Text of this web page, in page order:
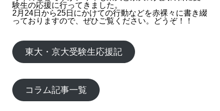
験生の応援に行ってきました。
2月24日から25日にかけての行動などを赤裸々に書き綴
っておりますので、ぜひご覧ください。どうぞ！！
東大・京大受験生応援記
コラム記事一覧